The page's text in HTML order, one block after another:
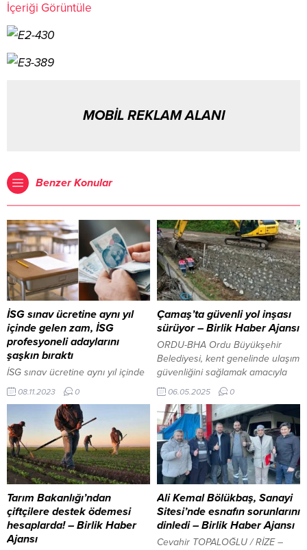
İçeriği Görüntüle
MOBİL REKLAM ALANI
Benzer Konular
İSG sınav ücretine aynı yıl
içinde gelen zam, İSG
profesyoneli adaylarını
şaşkın bıraktı
İSG sınav ücretine aynı yıl içinde
gelen zam, İSG profesyoneli
adaylarını şaşkın bıraktı
Öğrencilerin merakla beklediği İş
Sağlığı ve Güvenliği (İSG) sınav
ücretleri belli oldu. ÖSYM, 2023
yılı için İSG sınav ücretlerini
duyurdu ve bu duyuruyla
beraber büyük bir sürpriz de
yaşandı. Gerçekleştirilen Mayıs
ayındaki sınav için 370 TL
olarak...
08.11.2023 0
Çamaş’ta güvenli yol inşası
sürüyor – Birlik Haber Ajansı
ORDU-BHA Ordu Büyükşehir
Belediyesi, kent genelinde ulaşım
güvenliğini sağlamak amacıyla
sürdürdüğü altyapı çalışmalarına
aralıksız devam ediyor. Bu
kapsamda, Çamaş ilçesi
Kemalpaşa Mahallesi’nde aşırı
yağışlar nedeniyle asfalt yol
üzerinde sık sık heyelanlara
neden olan ve ulaşımı tehlikeye
düşüren noktada taş duvar inşa
edildi. Dragon bot yarışları 2’inci
kez Ordu’da Gürgentepe ile...
06.05.2025 0
Tarım Bakanlığı’ndan
çiftçilere destek ödemesi
hesaplarda! – Birlik Haber
Ajansı
Ali Kemal Bölükbaş, Sanayi
Sitesi’nde esnafın sorunlarını
dinledi – Birlik Haber Ajansı
Cevahir TOPALOĞLU / RİZE –